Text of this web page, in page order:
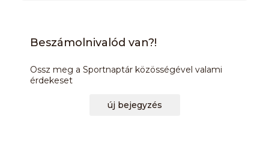
Beszámolnivalód van?!
Ossz meg a Sportnaptár közösségével valami
érdekeset
új bejegyzés